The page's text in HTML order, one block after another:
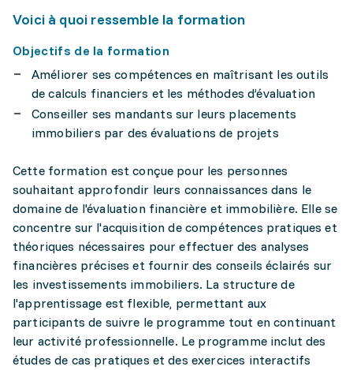
Voici à quoi ressemble la formation
Objectifs de la formation
Améliorer ses compétences en maîtrisant les outils
de calculs financiers et les méthodes d’évaluation
Conseiller ses mandants sur leurs placements
immobiliers par des évaluations de projets
Cette formation est conçue pour les personnes
souhaitant approfondir leurs connaissances dans le
domaine de l'évaluation financière et immobilière. Elle se
concentre sur l'acquisition de compétences pratiques et
théoriques nécessaires pour effectuer des analyses
financières précises et fournir des conseils éclairés sur
les investissements immobiliers. La structure de
l'apprentissage est flexible, permettant aux
participants de suivre le programme tout en continuant
leur activité professionnelle. Le programme inclut des
études de cas pratiques et des exercices interactifs